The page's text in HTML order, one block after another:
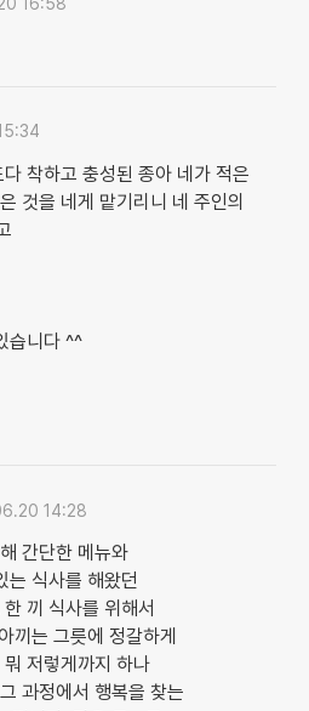
착하고 충성된 종아 네가 적은
것을 네게 맡기리니 네 주인의
습니다 ^^
14:28
간단한 메뉴와
는 식사를 해왔던
끼 식사를 위해서
끼는 그릇에 정갈하게
저렇게까지 하나
과정에서 행복을 찾는